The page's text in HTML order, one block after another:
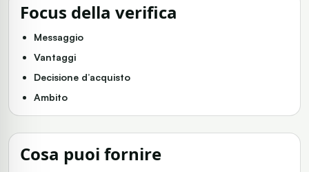
Focus della verifica
Messaggio
Vantaggi
Decisione d’acquisto
Ambito
Cosa puoi fornire